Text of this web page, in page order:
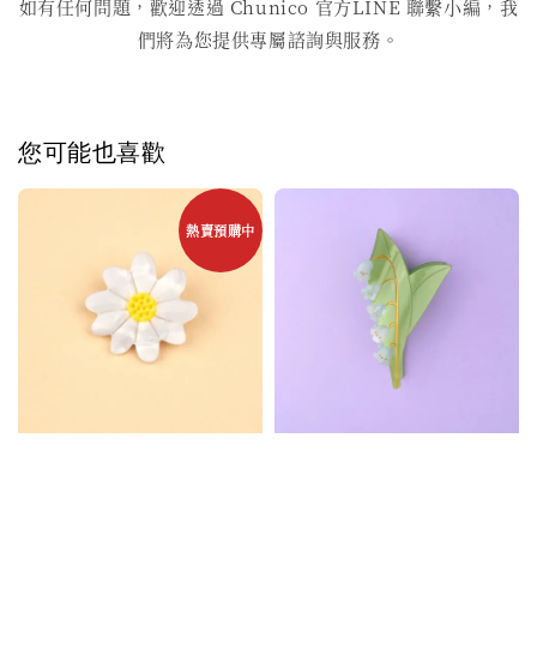
如有任何問題，歡迎透過 Chunico 官方LINE 聯繫小編，我
們將為您提供專屬諮詢與服務。
您可能也喜歡
熱賣預購中